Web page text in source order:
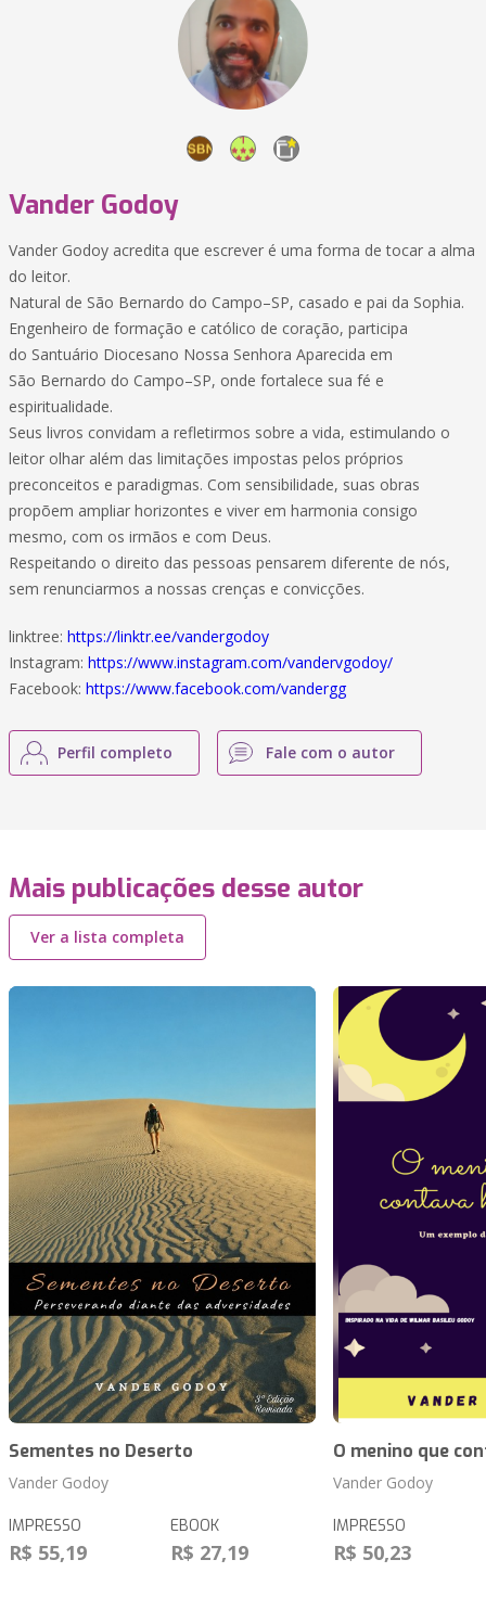
Vander Godoy
Vander Godoy acredita que escrever é uma forma de tocar a alma
do leitor.
Natural de São Bernardo do Campo–SP, casado e pai da Sophia.
Engenheiro de formação e católico de coração, participa
do Santuário Diocesano Nossa Senhora Aparecida em
São Bernardo do Campo–SP, onde fortalece sua fé e
espiritualidade.
Seus livros convidam a refletirmos sobre a vida, estimulando o
leitor olhar além das limitações impostas pelos próprios
preconceitos e paradigmas. Com sensibilidade, suas obras
propõem ampliar horizontes e viver em harmonia consigo
mesmo, com os irmãos e com Deus.
Respeitando o direito das pessoas pensarem diferente de nós,
sem renunciarmos a nossas crenças e convicções.
linktree: https://linktr.ee/vandergodoy
Instagram: https://www.instagram.com/vandervgodoy/
Facebook: https://www.facebook.com/vandergg
Perfil completo Fale com o autor
Mais publicações desse autor
Ver a lista completa
Sementes no Deserto
Vander Godoy
IMPRESSO
R$ 55,19
EBOOK
R$ 27,19
O menino que
Vander Godoy
IMPRESSO
R$ 50,23